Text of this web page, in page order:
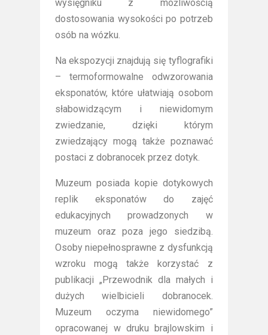
wysięgniku z możliwością
dostosowania wysokości po potrzeb
osób na wózku.
Na ekspozycji znajdują się tyflografiki
– termoformowalne odwzorowania
eksponatów, które ułatwiają osobom
słabowidzącym i niewidomym
zwiedzanie, dzięki którym
zwiedzający mogą także poznawać
postaci z dobranocek przez dotyk.
Muzeum posiada kopie dotykowych
replik eksponatów do zajęć
edukacyjnych prowadzonych w
muzeum oraz poza jego siedzibą.
Osoby niepełnosprawne z dysfunkcją
wzroku mogą także korzystać z
publikacji „Przewodnik dla małych i
dużych wielbicieli dobranocek.
Muzeum oczyma niewidomego”
opracowanej w druku brajlowskim i